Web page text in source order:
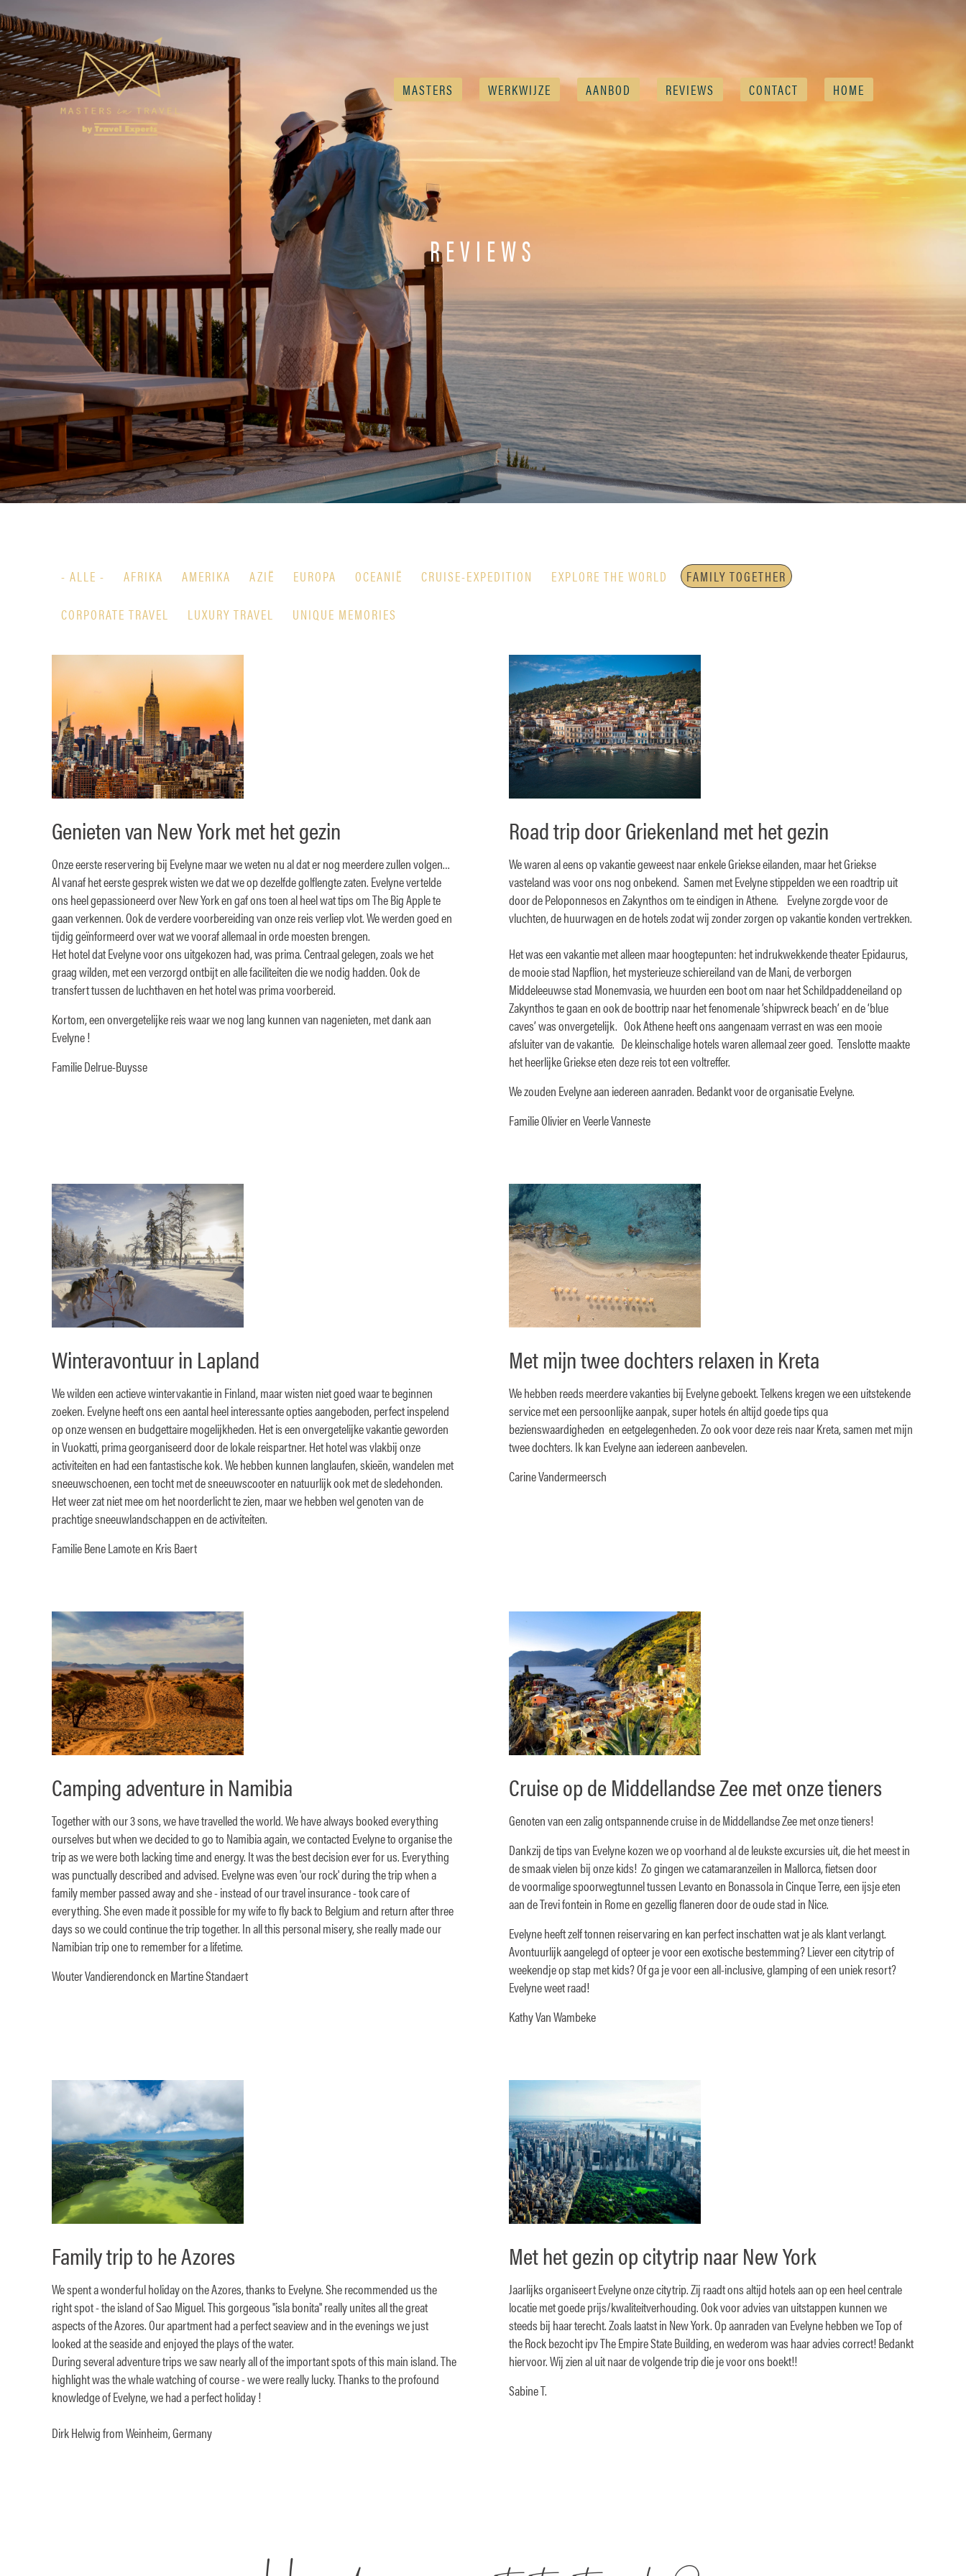
Main
MASTERS WERKWIJZE AANBOD REVIEWS CONTACT HOME
REVIEWS
- ALLE - AFRIKA AMERIKA AZIË EUROPA OCEANIË CRUISE-EXPEDITION EXPLORE THE WORLD FAMILY TOGETHER
CORPORATE TRAVEL LUXURY TRAVEL UNIQUE MEMORIES
Genieten van New York met het gezin
Onze eerste reservering bij Evelyne maar we weten nu al dat er nog meerdere zullen volgen…
Al vanaf het eerste gesprek wisten we dat we op dezelfde golflengte zaten. Evelyne vertelde
ons heel gepassioneerd over New York en gaf ons toen al heel wat tips om The Big Apple te
gaan verkennen. Ook de verdere voorbereiding van onze reis verliep vlot. We werden goed en
tijdig geïnformeerd over wat we vooraf allemaal in orde moesten brengen.
Het hotel dat Evelyne voor ons uitgekozen had, was prima. Centraal gelegen, zoals we het
graag wilden, met een verzorgd ontbijt en alle faciliteiten die we nodig hadden. Ook de
transfert tussen de luchthaven en het hotel was prima voorbereid.
Kortom, een onvergetelijke reis waar we nog lang kunnen van nagenieten, met dank aan
Evelyne !
Familie Delrue-Buysse
Road trip door Griekenland met het gezin
We waren al eens op vakantie geweest naar enkele Griekse eilanden, maar het Griekse
vasteland was voor ons nog onbekend. Samen met Evelyne stippelden we een roadtrip uit
door de Peloponnesos en Zakynthos om te eindigen in Athene. Evelyne zorgde voor de
vluchten, de huurwagen en de hotels zodat wij zonder zorgen op vakantie konden vertrekken.
Het was een vakantie met alleen maar hoogtepunten: het indrukwekkende theater Epidaurus,
de mooie stad Napflion, het mysterieuze schiereiland van de Mani, de verborgen
Middeleeuwse stad Monemvasia, we huurden een boot om naar het Schildpaddeneiland op
Zakynthos te gaan en ook de boottrip naar het fenomenale ’shipwreck beach’ en de ‘blue
caves’ was onvergetelijk. Ook Athene heeft ons aangenaam verrast en was een mooie
afsluiter van de vakantie. De kleinschalige hotels waren allemaal zeer goed. Tenslotte maakte
het heerlijke Griekse eten deze reis tot een voltreffer.
We zouden Evelyne aan iedereen aanraden. Bedankt voor de organisatie Evelyne.
Familie Olivier en Veerle Vanneste
Winteravontuur in Lapland
We wilden een actieve wintervakantie in Finland, maar wisten niet goed waar te beginnen
zoeken. Evelyne heeft ons een aantal heel interessante opties aangeboden, perfect inspelend
op onze wensen en budgettaire mogelijkheden. Het is een onvergetelijke vakantie geworden
in Vuokatti, prima georganiseerd door de lokale reispartner. Het hotel was vlakbij onze
activiteiten en had een fantastische kok. We hebben kunnen langlaufen, skieën, wandelen met
sneeuwschoenen, een tocht met de sneeuwscooter en natuurlijk ook met de sledehonden.
Het weer zat niet mee om het noorderlicht te zien, maar we hebben wel genoten van de
prachtige sneeuwlandschappen en de activiteiten.
Familie Bene Lamote en Kris Baert
Met mijn twee dochters relaxen in Kreta
We hebben reeds meerdere vakanties bij Evelyne geboekt. Telkens kregen we een uitstekende
service met een persoonlijke aanpak, super hotels én altijd goede tips qua
bezienswaardigheden en eetgelegenheden. Zo ook voor deze reis naar Kreta, samen met mijn
twee dochters. Ik kan Evelyne aan iedereen aanbevelen.
Carine Vandermeersch
Camping adventure in Namibia
Together with our 3 sons, we have travelled the world. We have always booked everything
ourselves but when we decided to go to Namibia again, we contacted Evelyne to organise the
trip as we were both lacking time and energy. It was the best decision ever for us. Everything
was punctually described and advised. Evelyne was even 'our rock' during the trip when a
family member passed away and she - instead of our travel insurance - took care of
everything. She even made it possible for my wife to fly back to Belgium and return after three
days so we could continue the trip together. In all this personal misery, she really made our
Namibian trip one to remember for a lifetime.
Wouter Vandierendonck en Martine Standaert
Cruise op de Middellandse Zee met onze tieners
Genoten van een zalig ontspannende cruise in de Middellandse Zee met onze tieners!
Dankzij de tips van Evelyne kozen we op voorhand al de leukste excursies uit, die het meest in
de smaak vielen bij onze kids! Zo gingen we catamaranzeilen in Mallorca, fietsen door
de voormalige spoorwegtunnel tussen Levanto en Bonassola in Cinque Terre, een ijsje eten
aan de Trevi fontein in Rome en gezellig flaneren door de oude stad in Nice.
Evelyne heeft zelf tonnen reiservaring en kan perfect inschatten wat je als klant verlangt.
Avontuurlijk aangelegd of opteer je voor een exotische bestemming? Liever een citytrip of
weekendje op stap met kids? Of ga je voor een all-inclusive, glamping of een uniek resort?
Evelyne weet raad!
Kathy Van Wambeke
Family trip to he Azores
We spent a wonderful holiday on the Azores, thanks to Evelyne. She recommended us the
right spot - the island of Sao Miguel. This gorgeous "isla bonita" really unites all the great
aspects of the Azores. Our apartment had a perfect seaview and in the evenings we just
looked at the seaside and enjoyed the plays of the water.
During several adventure trips we saw nearly all of the important spots of this main island. The
highlight was the whale watching of course - we were really lucky. Thanks to the profound
knowledge of Evelyne, we had a perfect holiday !
Dirk Helwig from Weinheim, Germany
Met het gezin op citytrip naar New York
Jaarlijks organiseert Evelyne onze citytrip. Zij raadt ons altijd hotels aan op een heel centrale
locatie met goede prijs/kwaliteitverhouding. Ook voor advies van uitstappen kunnen we
steeds bij haar terecht. Zoals laatst in New York. Op aanraden van Evelyne hebben we Top of
the Rock bezocht ipv The Empire State Building, en wederom was haar advies correct! Bedankt
hiervoor. Wij zien al uit naar de volgende trip die je voor ons boekt!!
Sabine T.